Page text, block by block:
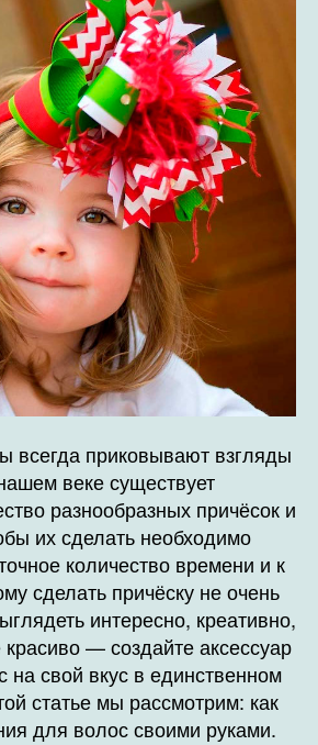
всегда приковывают взгляды
веке существует
разнообразных причёсок и
их сделать необходимо
количество времени и к
сделать причёску не очень
интересно, креативно,
— создайте аксессуар
свой вкус в единственном
статье мы рассмотрим: как
для волос своими руками.